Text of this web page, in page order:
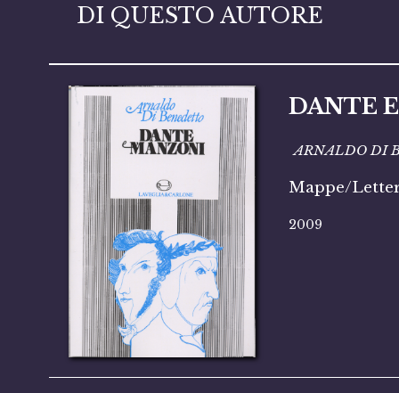
DI QUESTO AUTORE
DANTE
ARNALDO DI
Mappe/
2009